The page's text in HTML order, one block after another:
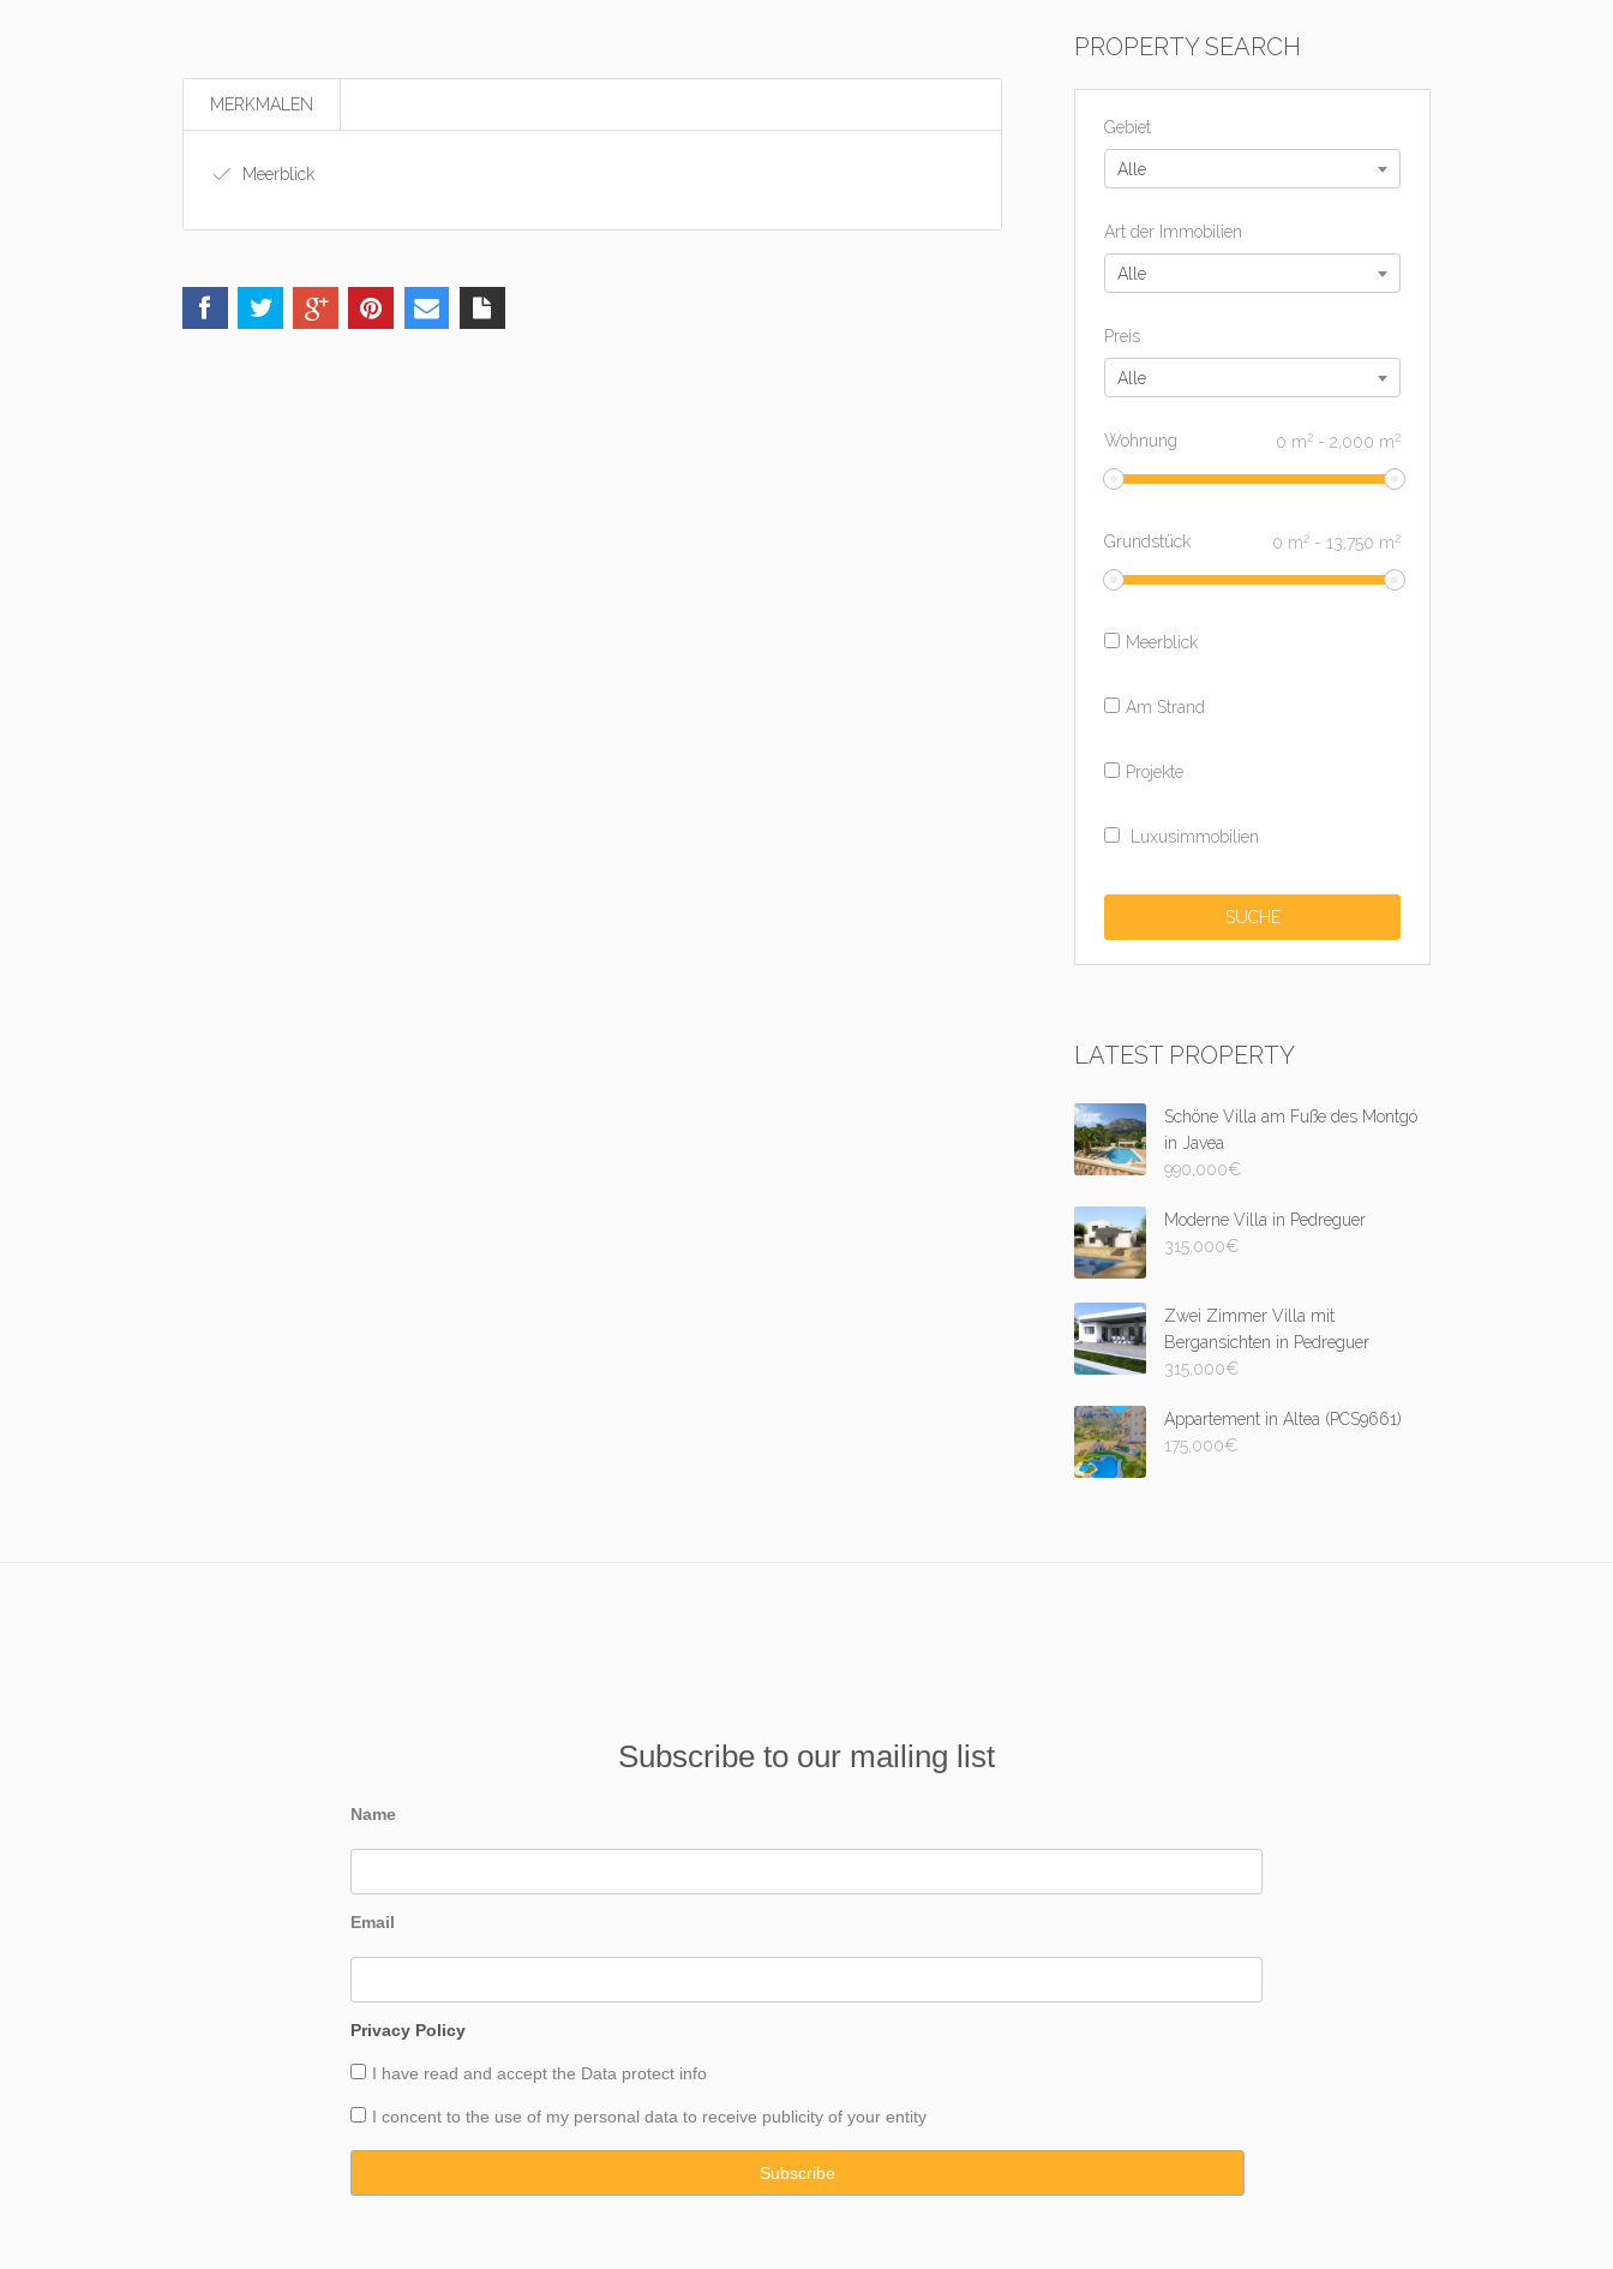
MERKMALEN
Meerblick
PROPERTY SEARCH
Gebiet
Alle
Art der Immobilien
Alle
Preis
Alle
Wohnung 0 m2 - 2,000 m2
Grundstück 0 m2 - 13,750 m2
Meerblick
Am Strand
Projekte
Luxusimmobilien
LATEST PROPERTY
Schöne Villa am Fuße des Montgó
in Javea
990,000€
Moderne Villa in Pedreguer
315,000€
Zwei Zimmer Villa mit
Bergansichten in Pedreguer
315,000€
Appartement in Altea (PCS9661)
175,000€
Subscribe to our mailing list
Name
Email
Privacy Policy
I have read and accept the Data protect info
I concent to the use of my personal data to receive publicity of your entity